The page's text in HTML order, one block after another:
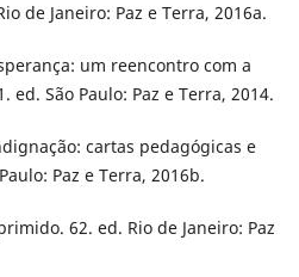
de Janeiro: Paz e Terra, 2016a.
um reencontro com a
São Paulo: Paz e Terra, 2014.
cartas pedagógicas e
Paz e Terra, 2016b.
62. ed. Rio de Janeiro: Paz